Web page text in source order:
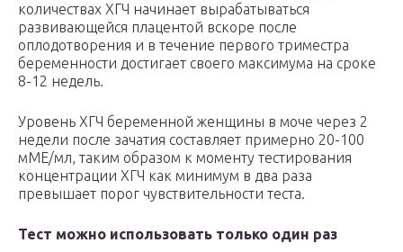
количествах ХГЧ начинает вырабатываться
развивающейся плацентой вскоре после
оплодотворения и в течение первого триместра
беременности достигает своего максимума на сроке
8-12 недель.
Уровень ХГЧ беременной женщины в моче через 2
недели после зачатия составляет примерно 20-100
мМЕ/мл, таким образом к моменту тестирования
концентрации ХГЧ как минимум в два раза
превышает порог чувствительности теста.
Тест можно использовать только один раз